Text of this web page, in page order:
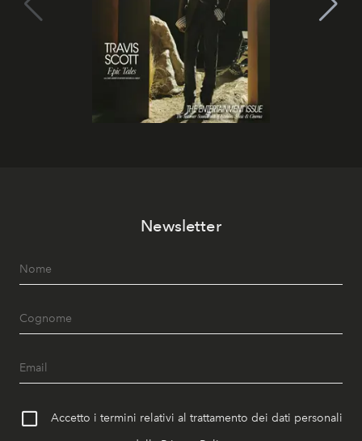
Newsletter
Accetto i termini relativi al trattamento dei dati personali